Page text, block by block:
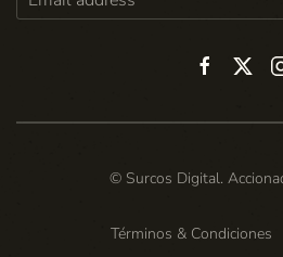
© Surcos Digital.
Términos & Condiciones